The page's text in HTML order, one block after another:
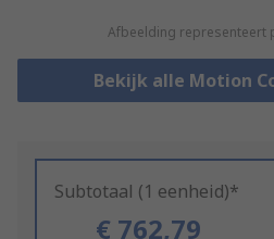
Afbeelding representeert
Bekijk alle Motion
Subtotaal (1 eenheid)*
€ 762,79